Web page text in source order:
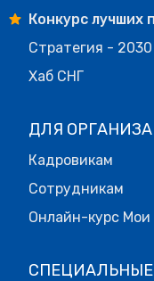
Конкурс лучших
Стратегия - 2030
Хаб СНГ
ДЛЯ
Кадровикам
Сотрудникам
Онлайн-курс